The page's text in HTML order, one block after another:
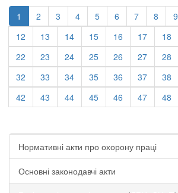
1 2 3 4 5 6 7 8 9
12
13 14 15 16 17 18
22
23 24 25 26 27 28
32
33 34 35 36 37 38
42
43 44 45 46 47 48
Нормативні акти про охорону праці
Основні законодавчі акти